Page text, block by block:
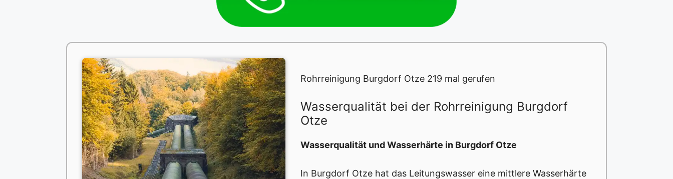
Rohrreinigung Burgdorf Otze 219 mal gerufen
Wasserqualität bei der Rohrreinigung Burgdorf
Otze
Wasserqualität und Wasserhärte in Burgdorf Otze
In Burgdorf Otze hat das Leitungswasser eine mittlere Wasserhärte